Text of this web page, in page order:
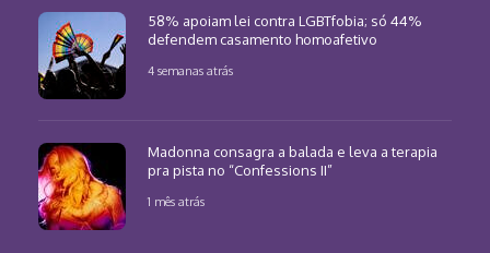
58% apoiam lei contra LGBTfobia; só 44%
defendem casamento homoafetivo
4 semanas atrás
Madonna consagra a balada e leva a terapia
pra pista no “Confessions II”
1 mês atrás